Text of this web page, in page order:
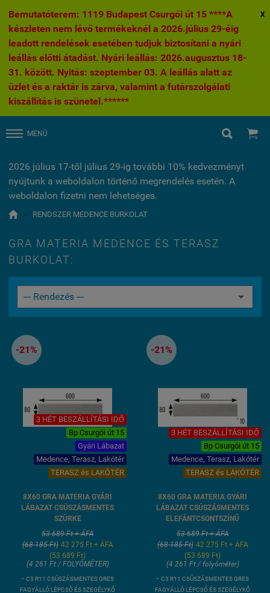
Bemutatóterem: 1119 Budapest Csurgói út 15 ****A
készleten nem lévő termékeknél a 2026.július 29-éig
leadott rendelések esetében tudjuk biztosítani a nyári
leállás előtti átadást. Nyári leállás: 2026.augusztus 18-
31. között. Nyitás: szeptember 03. A leállás alatt az
üzlet és a raktár is zárva, valamint a futárszolgálati
kiszállítás is szünetel.******
X
MENÜ  
2026 július 17-től július 29-ig további 10% kedvezményt
nyújtunk a weboldalon történő megrendelés esetén. A
weboldalon fizetni nem lehetséges.
 » RENDSZER MEDENCE BURKOLAT
GRA MATERIA MEDENCE ÉS TERASZ
BURKOLAT:
-21%
3 HÉT BESZÁLLÍTÁSI IDŐ
Bp Csurgói út 15
Gyári Lábazat
Medence, Terasz, Lakótér
TERASZ és LAKÓTÉR
8X60 GRA MATERIA GYÁRI
LÁBAZAT CSÚSZÁSMENTES
SZÜRKE
53 689 Ft + ÁFA
(68 185 Ft) 42 275 Ft + ÁFA
(53 689 Ft)
(4 261 Ft / FOLYÓMÉTER)
• C3 R11 CSÚSZÁSMENTES GRES
FAGYÁLLÓ LÉPCSŐ ÉS SZEGÉLYKŐ
-21%
3 HÉT BESZÁLLÍTÁSI IDŐ
Bp Csurgói út 15
Medence, Terasz, Lakótér
TERASZ és LAKÓTÉR
8X60 GRA MATERIA GYÁRI
LÁBAZAT CSÚSZÁSMENTES
ELEFÁNTCSONTSZÍNŰ
53 689 Ft + ÁFA
(68 185 Ft) 42 275 Ft + ÁFA
(53 689 Ft)
(4 261 Ft / folyóméter)
• C3 R11 CSÚSZÁSMENTES GRES
FAGYÁLLÓ LÉPCSŐ ÉS SZEGÉLYKŐ